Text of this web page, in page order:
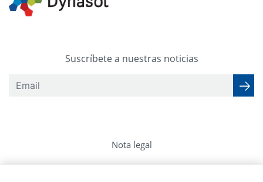
Suscríbete a nuestras noticias
Nota legal